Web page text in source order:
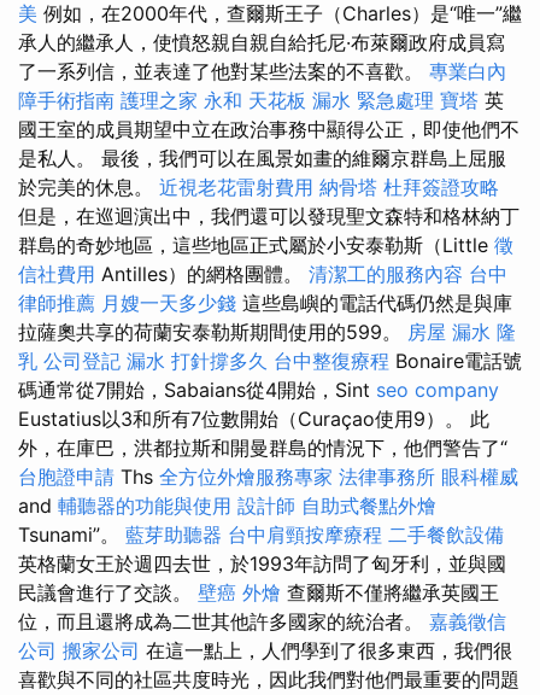
美 例如，在2000年代，查爾斯王子（Charles）是“唯一”繼
承人的繼承人，使憤怒親自親自給托尼·布萊爾政府成員寫
了一系列信，並表達了他對某些法案的不喜歡。 專業白內
障手術指南 護理之家 永和 天花板 漏水 緊急處理 寶塔 英
國王室的成員期望中立在政治事務中顯得公正，即使他們不
是私人。 最後，我們可以在風景如畫的維爾京群島上屈服
於完美的休息。 近視老花雷射費用 納骨塔 杜拜簽證攻略
但是，在巡迴演出中，我們還可以發現聖文森特和格林納丁
群島的奇妙地區，這些地區正式屬於小安泰勒斯（Little 徵
信社費用 Antilles）的網格團體。 清潔工的服務內容 台中
律師推薦 月嫂一天多少錢 這些島嶼的電話代碼仍然是與庫
拉薩奧共享的荷蘭安泰勒斯期間使用的599。 房屋 漏水 隆
乳 公司登記 漏水 打針撐多久 台中整復療程 Bonaire電話號
碼通常從7開始，Sabaians從4開始，Sint seo company
Eustatius以3和所有7位數開始（Curaçao使用9）。 此
外，在庫巴，洪都拉斯和開曼群島的情況下，他們警告了“
台胞證申請 Ths 全方位外燴服務專家 法律事務所 眼科權威
and 輔聽器的功能與使用 設計師 自助式餐點外燴
Tsunami”。 藍芽助聽器 台中肩頸按摩療程 二手餐飲設備
英格蘭女王於週四去世，於1993年訪問了匈牙利，並與國
民議會進行了交談。 壁癌 外燴 查爾斯不僅將繼承英國王
位，而且還將成為二世其他許多國家的統治者。 嘉義徵信
公司 搬家公司 在這一點上，人們學到了很多東西，我們很
喜歡與不同的社區共度時光，因此我們對他們最重要的問題